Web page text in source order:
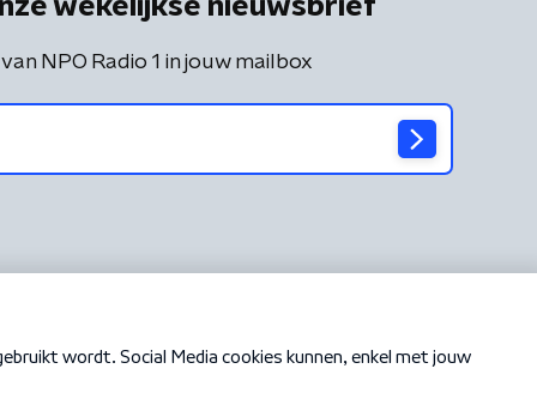
wekelijkse nieuwsbrief
NPO Radio 1 in jouw mailbox